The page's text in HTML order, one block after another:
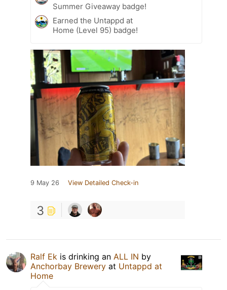
Summer Giveaway badge!
Earned the Untappd at
Home (Level 95) badge!
9 May 26 View Detailed Check-in
3
Ralf Ek is drinking an ALL IN by
Anchorbay Brewery at Untappd at
Home